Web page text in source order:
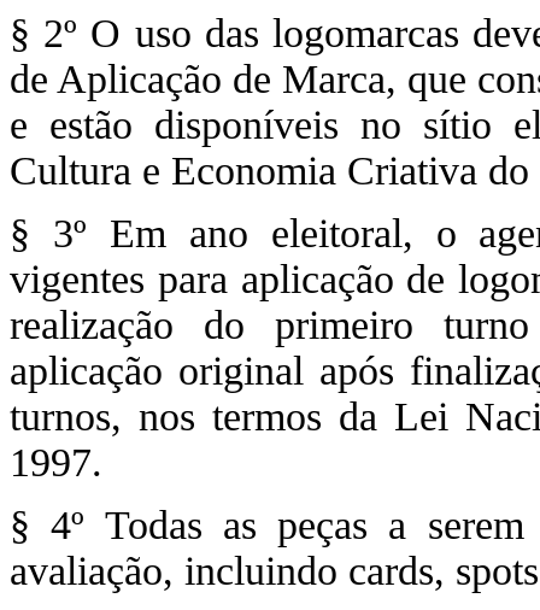
§ 2º O uso das logomarcas
de Aplicação de Marca, que
e estão disponíveis no sítio
Cultura e Economia Criativa
§ 3º Em ano eleitoral, o
vigentes para aplicação de
realização do primeiro
aplicação original após
turnos, nos termos da Lei
1997.
§ 4º Todas as peças a
avaliação, incluindo cards,